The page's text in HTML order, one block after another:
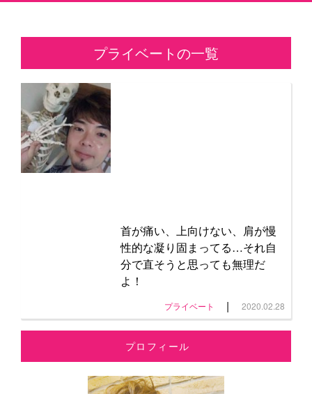
プライベートの一覧
首が痛い、上向けない、肩が慢
性的な凝り固まってる…それ自
分で直そうと思っても無理だ
よ！
プライベート | 2020.02.28
プロフィール